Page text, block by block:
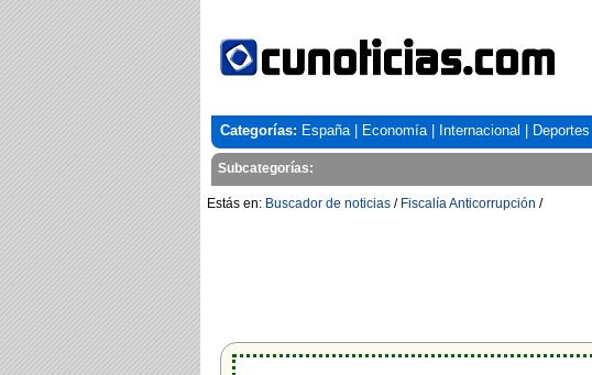
Categorías: España| Economía| Internacional Deportes
Subcategorías:
Estás en: Buscador de noticias / Fiscalía Anticorrupción /